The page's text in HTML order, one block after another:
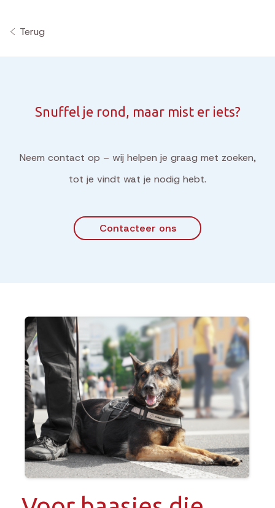
Terug
Snuffel je rond, maar mist er iets?
Neem contact op – wij helpen je graag met zoeken,
tot je vindt wat je nodig hebt.
Contacteer ons